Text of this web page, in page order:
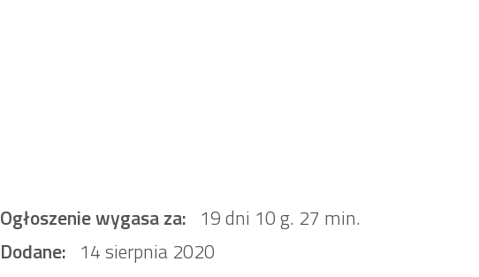
Ogłoszenie wygasa za: 19 dni 10 g. 27 min.
Dodane: 14 sierpnia 2020